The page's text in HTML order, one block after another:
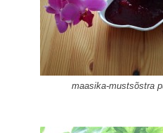
maasika-mustsõstra